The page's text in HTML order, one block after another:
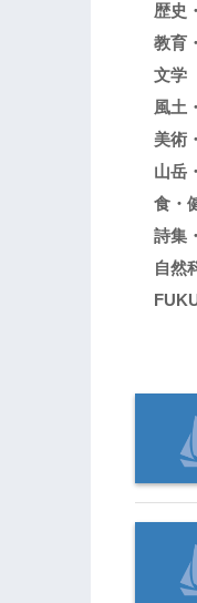
歴史
教育
文学
風土
美術
山岳
食・
詩集
自然